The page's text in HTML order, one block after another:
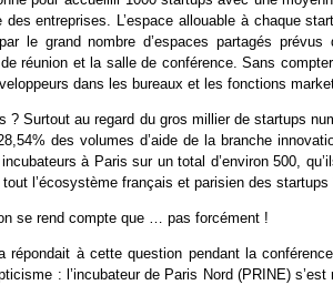
des entreprises. L’espace allouable à chaque
le grand nombre d’espaces partagés
réunion et la salle de conférence. Sans
dans les bureaux et les fonctions
? Surtout au regard du gros millier de startups
des volumes d’aide de la branche
à Paris sur un total d’environ 500,
l’écosystème français et parisien des startups
se rend compte que … pas forcément !
répondait à cette question pendant la
: l’incubateur de Paris Nord (PRINE)